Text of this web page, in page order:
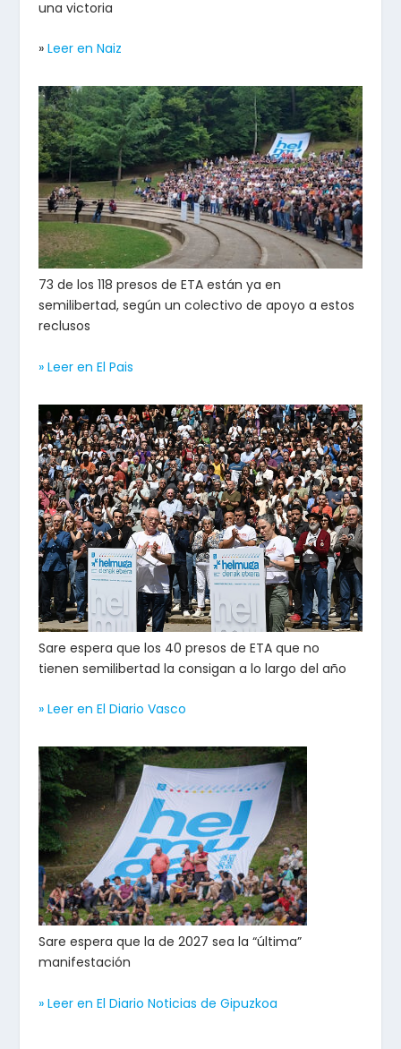
una victoria
» Leer en Naiz
73 de los 118 presos de ETA están ya en
semilibertad, según un colectivo de apoyo a estos
reclusos
» Leer en El Pais
Sare espera que los 40 presos de ETA que no
tienen semilibertad la consigan a lo largo del año
» Leer en El Diario Vasco
Sare espera que la de 2027 sea la “última”
manifestación
» Leer en El Diario Noticias de Gipuzkoa